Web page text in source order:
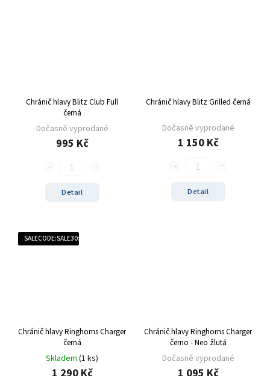
Chránič hlavy Blitz Club Full
černá
Dočasně vyprodané
995 Kč
Detail
Chránič hlavy Blitz Grilled černá
Dočasně vyprodané
1 150 Kč
Detail
SALECODE:SALE30:30:%
Chránič hlavy Ringhorns Charger
černá
Skladem (1 ks)
Chránič hlavy Ringhorns Charger
černo - Neo žlutá
Dočasně vyprodané